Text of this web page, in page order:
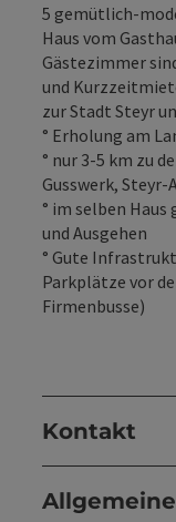
5 gemütlich-
Haus vom
Gästezimmer
und
zur Stadt Steyr
° Erholung am
° nur 3-5 km zu
Gusswerk, Steyr-
° im selben
und Ausgehen
° Gute
Parkplätze vor
Firmenbusse)
Kontakt